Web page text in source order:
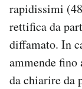
rapidissimi
rettifica da
diffamato. In
ammende fino
da chiarire da